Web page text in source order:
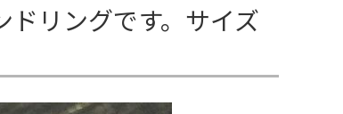
リングです。サイズ